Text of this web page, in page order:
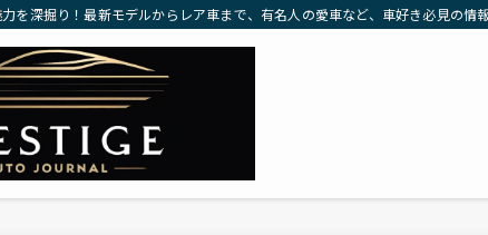
を深掘り！最新モデルからレア車まで、有名人の愛車など、車好き必見の情報